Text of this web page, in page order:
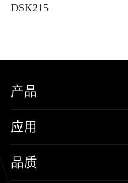
DSK215
产品
MOSFETs
保护器件
应用
消费电子
品质